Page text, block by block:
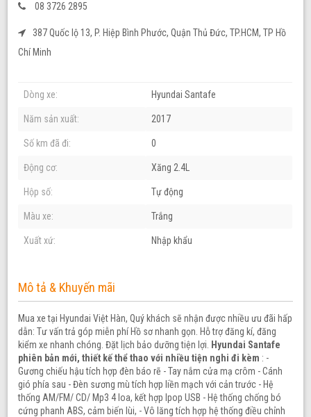
08 3726 2895
387 Quốc lộ 13, P. Hiệp Bình Phước, Quận Thủ Đức, TP.HCM, TP Hồ
Chí Minh
Dòng xe: Hyundai Santafe
Năm sản xuất: 2017
Số km đã đi: 0
Động cơ: Xăng 2.4L
Hộp số: Tự động
Màu xe: Trắng
Xuất xứ: Nhập khẩu
Mô tả & Khuyến mãi
Mua xe tại Hyundai Việt Hàn, Quý khách sẽ nhận được nhiều ưu đãi hấp
dẫn: Tư vấn trả góp miễn phí Hồ sơ nhanh gọn. Hỗ trợ đăng kí, đăng
kiểm xe nhanh chóng. Đặt lịch bảo dưỡng tiện lợi.
Hyundai Santafe
phiên bản mới, thiết kế thể thao với nhiều tiện nghi đi kèm : -
Gương chiếu hậu tích hợp đèn báo rẽ - Tay nắm cửa mạ crôm - Cánh
gió phía sau - Đèn sương mù tích hợp liền mạch với cản trước - Hệ
thống AM/FM/ CD/ Mp3 4 loa, kết hợp Ipop USB - Hệ thống chống bó
cứng phanh ABS, cảm biến lùi, - Vô lăng tích hợp hệ thống điều chỉnh